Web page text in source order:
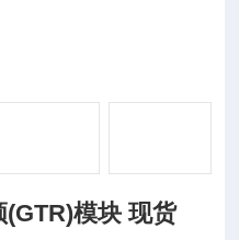
富士IGBT模块 达林顿(GTR)模块 现货